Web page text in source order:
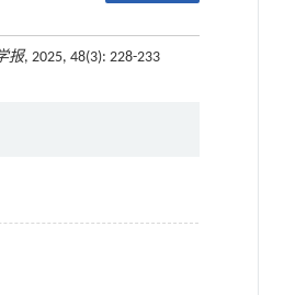
报, 2025, 48(3): 228-233